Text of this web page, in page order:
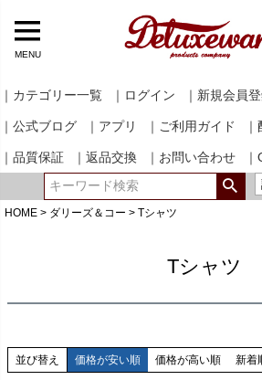
MENU
｜カテゴリー一覧 ｜ログイン ｜新規会員
｜公式ブログ ｜アプリ ｜ご利用ガイド
｜品質保証 ｜返品交換 ｜お問い合わせ
HOME ダリーズ＆コー Tシャツ
Tシャツ
並び替え 価格が安い順 価格が高い順 新着